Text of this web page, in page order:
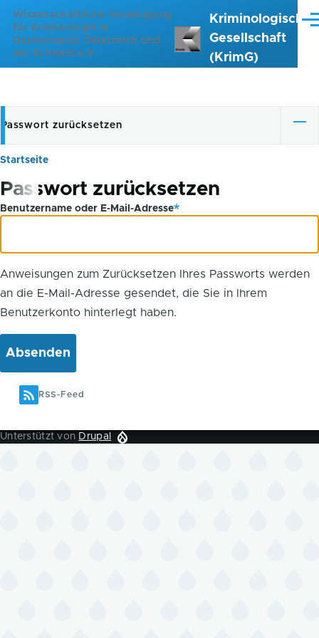
Direkt zum Inhalt
Wissenschaftliche Vereinigung
für Kriminologie in
Deutschland, Österreich und
der Schweiz e.V.
Kriminologische
Gesellschaft
(KrimG)
Primäre
Reiter
Passwort zurücksetzen
Pfadnavigation
Startseite
Passwort zurücksetzen
Benutzername oder E-Mail-Adresse
Anweisungen zum Zurücksetzen Ihres Passworts werden
an die E-Mail-Adresse gesendet, die Sie in Ihrem
Benutzerkonto hinterlegt haben.
RSS-Feed
Unterstützt von Drupal